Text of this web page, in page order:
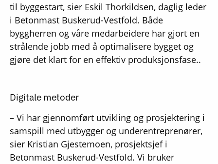
til byggestart, sier Eskil Thorkildsen, daglig leder
i Betonmast Buskerud-Vestfold. Både
byggherren og våre medarbeidere har gjort en
strålende jobb med å optimalisere bygget og
gjøre det klart for en effektiv produksjonsfase..
Digitale metoder
– Vi har gjennomført utvikling og prosjektering i
samspill med utbygger og underentreprenører,
sier Kristian Gjestemoen, prosjektsjef i
Betonmast Buskerud-Vestfold. Vi bruker